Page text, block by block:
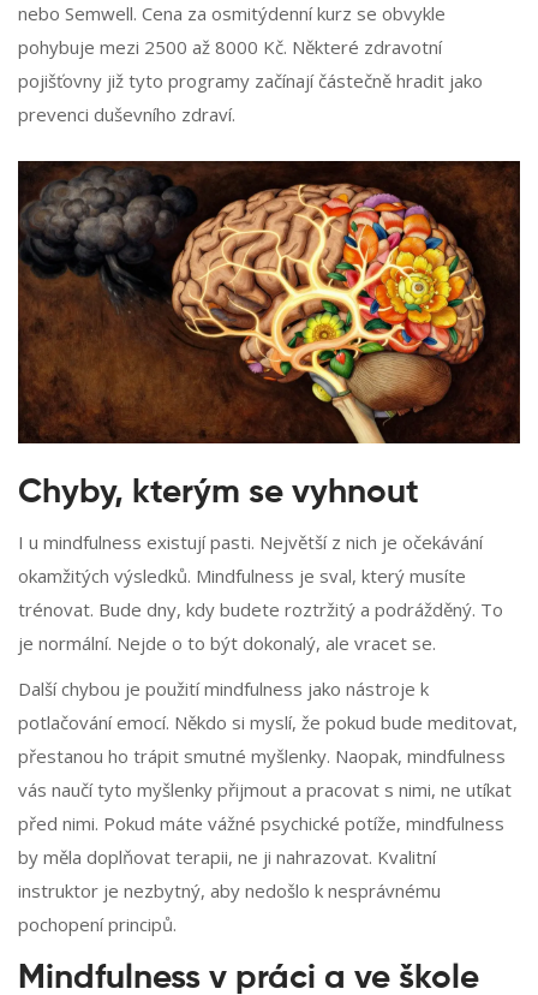
nebo Semwell. Cena za osmitýdenní kurz se obvykle
pohybuje mezi 2500 až 8000 Kč. Některé zdravotní
pojišťovny již tyto programy začínají částečně hradit jako
prevenci duševního zdraví.
Chyby, kterým se vyhnout
I u mindfulness existují pasti. Největší z nich je očekávání
okamžitých výsledků. Mindfulness je sval, který musíte
trénovat. Bude dny, kdy budete roztržitý a podrážděný. To
je normální. Nejde o to být dokonalý, ale vracet se.
Další chybou je použití mindfulness jako nástroje k
potlačování emocí. Někdo si myslí, že pokud bude meditovat,
přestanou ho trápit smutné myšlenky. Naopak, mindfulness
vás naučí tyto myšlenky přijmout a pracovat s nimi, ne utíkat
před nimi. Pokud máte vážné psychické potíže, mindfulness
by měla doplňovat terapii, ne ji nahrazovat. Kvalitní
instruktor je nezbytný, aby nedošlo k nesprávnému
pochopení principů.
Mindfulness v práci a ve škole